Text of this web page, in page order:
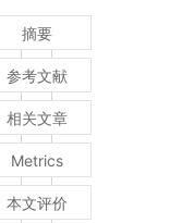
摘要
参考文献
相关文章
Metrics
本文评价